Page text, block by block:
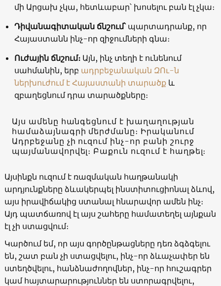
մի Արցախ չկա, հետևաբար՝ խոսելու բան էլ չկա։
Դիվանագիտական ճնշում՝պարտադրանք, որ
Հայաստանն ինչ-որ զիջումների գնա։
Ուժային ճնշում։Այն, ինչ տեղի է ունենում
սահմանին, երբ ադրբեջանական ԶՈւ-ն
ներխուժում է Հայաստանի տարածքև
զբաղեցնում դրա տարածքները։
Այս ամենը հանգեցնում է խաղաղության
համաձայնագրի մերժմանը։ Իրականում
Ադրբեջանը չի ուզում ինչ-որ բանի շուրջ
պայմանավորվել։ Բաքուն ուզում է հաղթել։
Այսինքն ուզում է ռազմական հաղթանակի
արդյունքները ձևակերպել ինստիտուցիոնալ ձևով,
այս իրավիճակից ստանալ հնարավոր ամեն ինչ։
Այդ պատճառով էլ այս շահերը համատեղել այնքան
էլ չի ստացվում։
Կարծում եմ, որ այս գործընթացները դեռ ձգձգելու
են, շատ բան չի ստացվելու, ինչ-որ ձևաչափեր են
ստեղծվելու, հանձնաժողովներ, ինչ-որ հուշագրեր
կամ հայտարարություններ են ստորագրվելու,